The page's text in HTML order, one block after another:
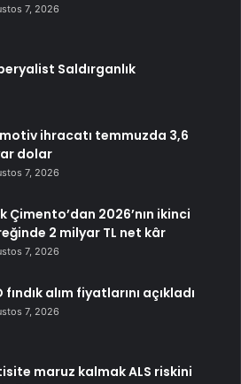
7, 2026
Saldırganlık
ihracatı temmuzda 3,6
dolar
7, 2026
Çimento’dan 2026’nın ikinci
2 milyar TL net kâr
7, 2026
fındık alım fiyatlarını açıkladı
7, 2026
maruz kalmak ALS riskini